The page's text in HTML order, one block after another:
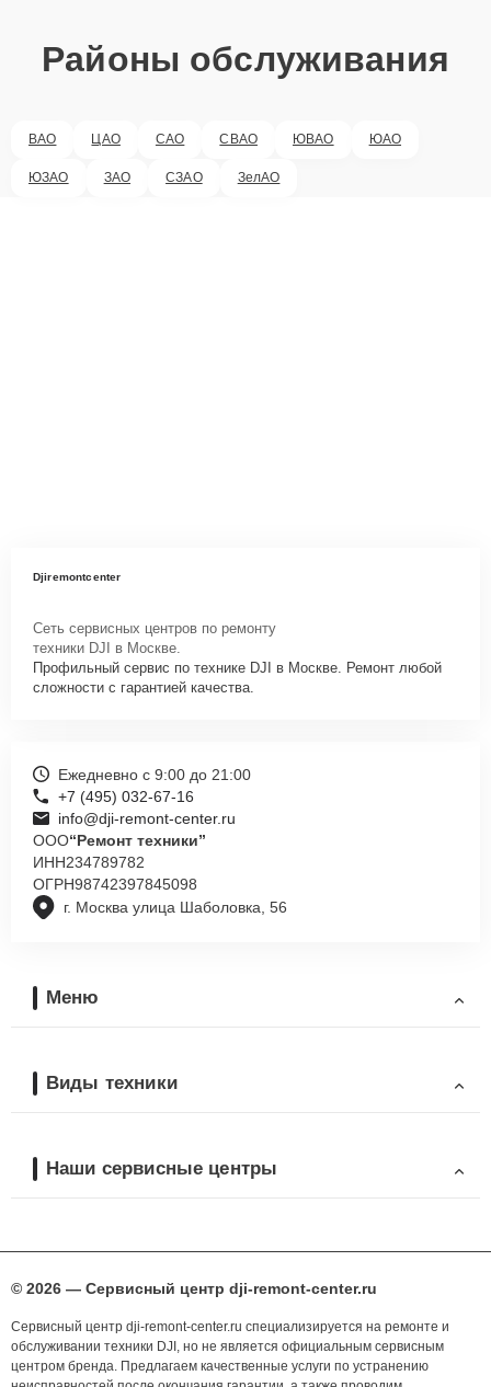
Районы обслуживания
ВАО ЦАО САО СВАО ЮВАО ЮАО
ЮЗАО ЗАО СЗАО ЗелАО
Djiremontcenter
Сеть сервисных центров по ремонту
техники DJI в Москве.
Профильный сервис по технике DJI в Москве. Ремонт любой
сложности с гарантией качества.
г. Москва улица Шаболовка, 56
Ежедневно с 9:00 до 21:00
+7 (495) 032-67-16
info@dji-remont-center.ru
ООО“Ремонт техники”
ИНН234789782
ОГРН98742397845098
Меню
Виды техники
Наши сервисные центры
© 2026 — Сервисный центр dji-remont-center.ru
Сервисный центр dji-remont-center.ru специализируется на ремонте и
обслуживании техники DJI, но не является официальным сервисным
центром бренда. Предлагаем качественные услуги по устранению